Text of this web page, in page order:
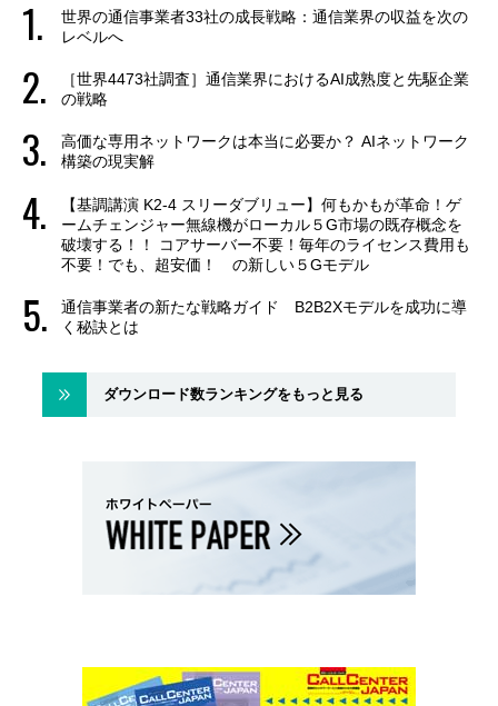
世界の通信事業者33社の成長戦略：通信業界の収益を次の
レベルへ
［世界4473社調査］通信業界におけるAI成熟度と先駆企業
の戦略
高価な専用ネットワークは本当に必要か？ AIネットワーク
構築の現実解
【基調講演 K2-4 スリーダブリュー】何もかもが革命！ゲ
ームチェンジャー無線機がローカル５G市場の既存概念を
破壊する！！ コアサーバー不要！毎年のライセンス費用も
不要！でも、超安価！ の新しい５Gモデル
通信事業者の新たな戦略ガイド B2B2Xモデルを成功に導
く秘訣とは
ダウンロード数ランキングをもっと見る